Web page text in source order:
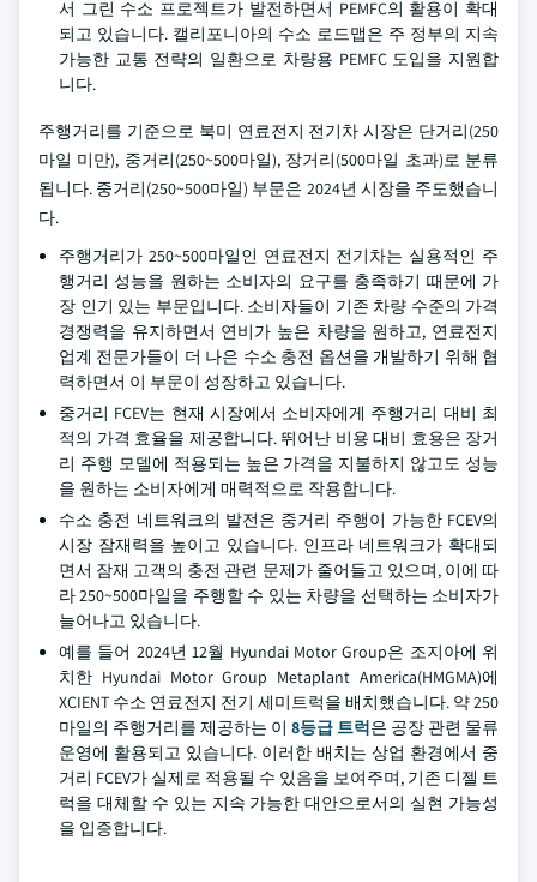
서 그린 수소 프로젝트가 발전하면서 PEMFC의 활용이 확대
되고 있습니다. 캘리포니아의 수소 로드맵은 주 정부의 지속
가능한 교통 전략의 일환으로 차량용 PEMFC 도입을 지원합
니다.
주행거리를 기준으로 북미 연료전지 전기차 시장은 단거리(250
마일 미만), 중거리(250~500마일), 장거리(500마일 초과)로 분류
됩니다. 중거리(250~500마일) 부문은 2024년 시장을 주도했습니
다.
주행거리가 250~500마일인 연료전지 전기차는 실용적인 주
행거리 성능을 원하는 소비자의 요구를 충족하기 때문에 가
장 인기 있는 부문입니다. 소비자들이 기존 차량 수준의 가격
경쟁력을 유지하면서 연비가 높은 차량을 원하고, 연료전지
업계 전문가들이 더 나은 수소 충전 옵션을 개발하기 위해 협
력하면서 이 부문이 성장하고 있습니다.
중거리 FCEV는 현재 시장에서 소비자에게 주행거리 대비 최
적의 가격 효율을 제공합니다. 뛰어난 비용 대비 효용은 장거
리 주행 모델에 적용되는 높은 가격을 지불하지 않고도 성능
을 원하는 소비자에게 매력적으로 작용합니다.
수소 충전 네트워크의 발전은 중거리 주행이 가능한 FCEV의
시장 잠재력을 높이고 있습니다. 인프라 네트워크가 확대되
면서 잠재 고객의 충전 관련 문제가 줄어들고 있으며, 이에 따
라 250~500마일을 주행할 수 있는 차량을 선택하는 소비자가
늘어나고 있습니다.
예를 들어 2024년 12월 Hyundai Motor Group은 조지아에 위
치한 Hyundai Motor Group Metaplant America(HMGMA)에
XCIENT 수소 연료전지 전기 세미트럭을 배치했습니다. 약 250
마일의 주행거리를 제공하는 이 8등급 트럭은 공장 관련 물류
운영에 활용되고 있습니다. 이러한 배치는 상업 환경에서 중
거리 FCEV가 실제로 적용될 수 있음을 보여주며, 기존 디젤 트
럭을 대체할 수 있는 지속 가능한 대안으로서의 실현 가능성
을 입증합니다.